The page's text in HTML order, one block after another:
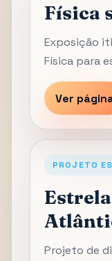
Física
Exposição
Física para
Ver
PROJETO
Projeto de